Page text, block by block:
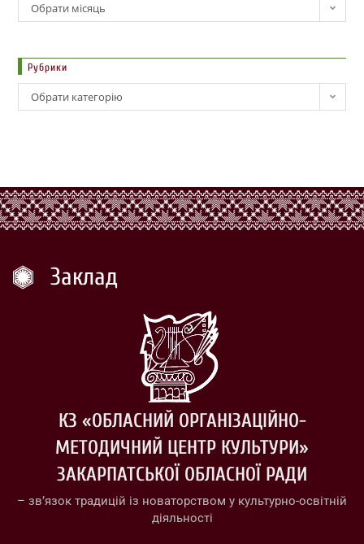
Обрати місяць
Рубрики
Обрати категорію
Заклад
КЗ «ОБЛАСНИЙ ОРГАНІЗАЦІЙНО-
МЕТОДИЧНИЙ ЦЕНТР КУЛЬТУРИ»
ЗАКАРПАТСЬКОЇ ОБЛАСНОЇ РАДИ
– зв’язок традицій із новаторством у культурно-освітній
діяльності